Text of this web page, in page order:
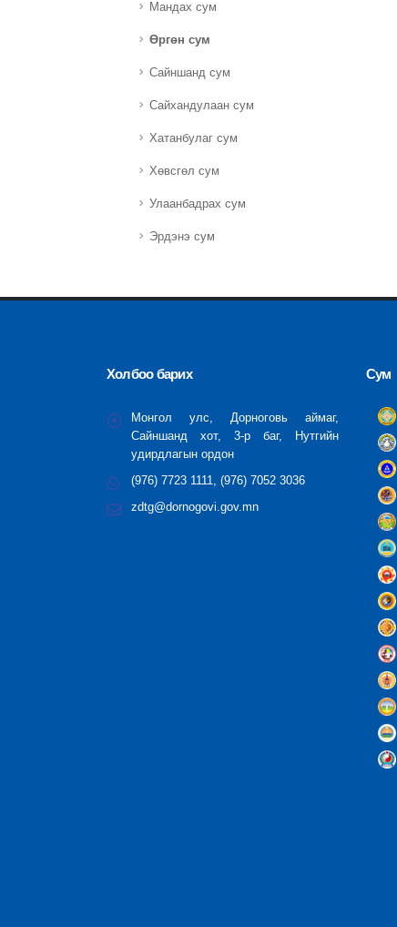
Мандах сум
Өргөн сум
Сайншанд сум
Сайхандулаан сум
Хатанбулаг сум
Хөвсгөл сум
Улаанбадрах сум
Эрдэнэ сум
Холбоо барих
Монгол улс, Дорноговь аймаг,
Сайншанд хот, 3-р баг, Нутгийн
удирдлагын ордон
(976) 7723 1111, (976) 7052 3036
zdtg@dornogovi.gov.mn
Сум